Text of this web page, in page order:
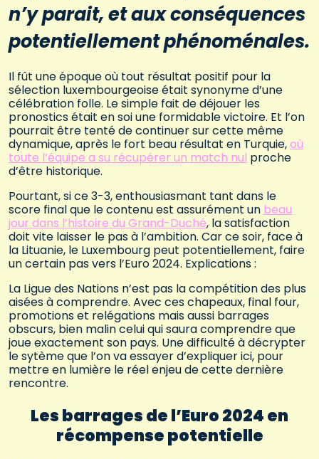
n’y parait, et aux conséquences
potentiellement phénoménales.
Il fût une époque où tout résultat positif pour la
sélection luxembourgeoise était synonyme d’une
célébration folle. Le simple fait de déjouer les
pronostics était en soi une formidable victoire. Et l’on
pourrait être tenté de continuer sur cette même
dynamique, après le fort beau résultat en Turquie,où
toute l’équipe a su récupérer un match nul proche
d’être historique.
Pourtant, si ce 3-3, enthousiasmant tant dans le
score final que le contenu est assurément un beau
jour dans l’histoire du Grand-Duché, la satisfaction
doit vite laisser le pas à l’ambition. Car ce soir, face à
la Lituanie, le Luxembourg peut potentiellement, faire
un certain pas vers l’Euro 2024. Explications :
La Ligue des Nations n’est pas la compétition des plus
aisées à comprendre. Avec ces chapeaux, final four,
promotions et relégations mais aussi barrages
obscurs, bien malin celui qui saura comprendre que
joue exactement son pays. Une difficulté à décrypter
le sytème que l’on va essayer d’expliquer ici, pour
mettre en lumière le réel enjeu de cette dernière
rencontre.
Les barrages de l’Euro 2024 en
récompense potentielle